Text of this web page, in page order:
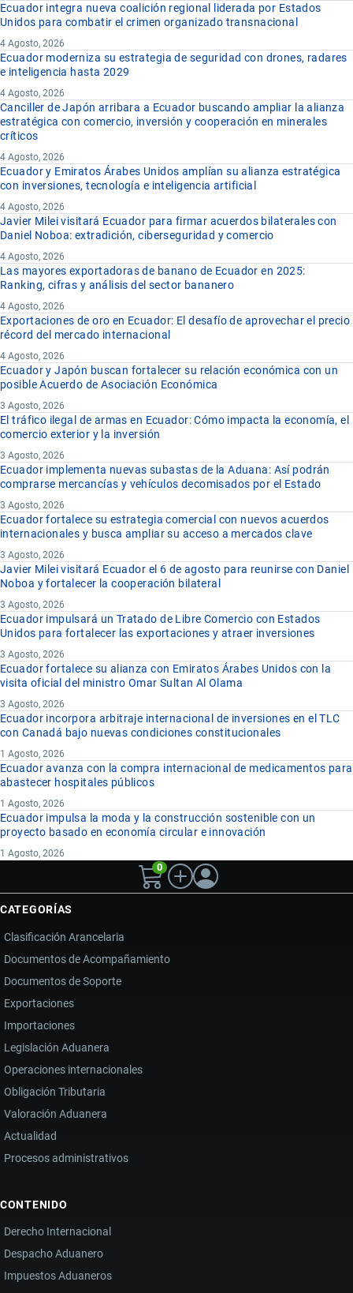
Ecuador integra nueva coalición regional liderada por Estados
Unidos para combatir el crimen organizado transnacional
4 Agosto, 2026
Ecuador moderniza su estrategia de seguridad con drones, radares
e inteligencia hasta 2029
4 Agosto, 2026
Canciller de Japón arribara a Ecuador buscando ampliar la alianza
estratégica con comercio, inversión y cooperación en minerales
críticos
4 Agosto, 2026
Ecuador y Emiratos Árabes Unidos amplían su alianza estratégica
con inversiones, tecnología e inteligencia artificial
4 Agosto, 2026
Javier Milei visitará Ecuador para firmar acuerdos bilaterales con
Daniel Noboa: extradición, ciberseguridad y comercio
4 Agosto, 2026
Las mayores exportadoras de banano de Ecuador en 2025:
Ranking, cifras y análisis del sector bananero
4 Agosto, 2026
Exportaciones de oro en Ecuador: El desafío de aprovechar el precio
récord del mercado internacional
4 Agosto, 2026
Ecuador y Japón buscan fortalecer su relación económica con un
posible Acuerdo de Asociación Económica
3 Agosto, 2026
El tráfico ilegal de armas en Ecuador: Cómo impacta la economía, el
comercio exterior y la inversión
3 Agosto, 2026
Ecuador implementa nuevas subastas de la Aduana: Así podrán
comprarse mercancías y vehículos decomisados por el Estado
3 Agosto, 2026
Ecuador fortalece su estrategia comercial con nuevos acuerdos
internacionales y busca ampliar su acceso a mercados clave
3 Agosto, 2026
Javier Milei visitará Ecuador el 6 de agosto para reunirse con Daniel
Noboa y fortalecer la cooperación bilateral
3 Agosto, 2026
Ecuador impulsará un Tratado de Libre Comercio con Estados
Unidos para fortalecer las exportaciones y atraer inversiones
3 Agosto, 2026
Ecuador fortalece su alianza con Emiratos Árabes Unidos con la
visita oficial del ministro Omar Sultan Al Olama
3 Agosto, 2026
Ecuador incorpora arbitraje internacional de inversiones en el TLC
con Canadá bajo nuevas condiciones constitucionales
1 Agosto, 2026
Ecuador avanza con la compra internacional de medicamentos para
abastecer hospitales públicos
1 Agosto, 2026
Ecuador impulsa la moda y la construcción sostenible con un
proyecto basado en economía circular e innovación
1 Agosto, 2026
0
CATEGORÍAS
Clasificación Arancelaria
Documentos de Acompañamiento
Documentos de Soporte
Exportaciones
Importaciones
Legislación Aduanera
Operaciones internacionales
Obligación Tributaria
Valoración Aduanera
Actualidad
Procesos administrativos
CONTENIDO
Derecho Internacional
Despacho Aduanero
Impuestos Aduaneros